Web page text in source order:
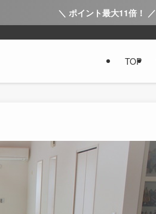
＼ ポイント最大11倍！ ／
TOP